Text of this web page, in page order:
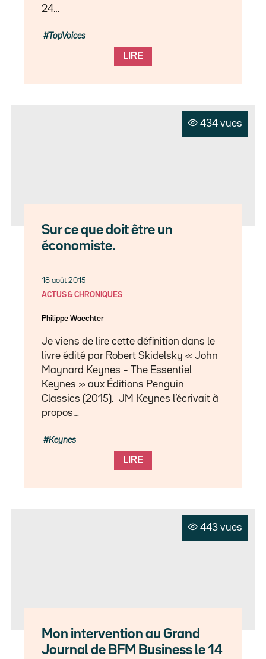
24…
LIRE
TopVoices
434 vues
Sur ce que doit être un
économiste.
18 août 2015
ACTUS & CHRONIQUES
Philippe Waechter
Je viens de lire cette définition dans le
livre édité par Robert Skidelsky « John
Maynard Keynes – The Essentiel
Keynes » aux Éditions Penguin
Classics (2015). JM Keynes l’écrivait à
propos…
LIRE
Keynes
443 vues
Mon intervention au Grand
Journal de BFM Business le 14